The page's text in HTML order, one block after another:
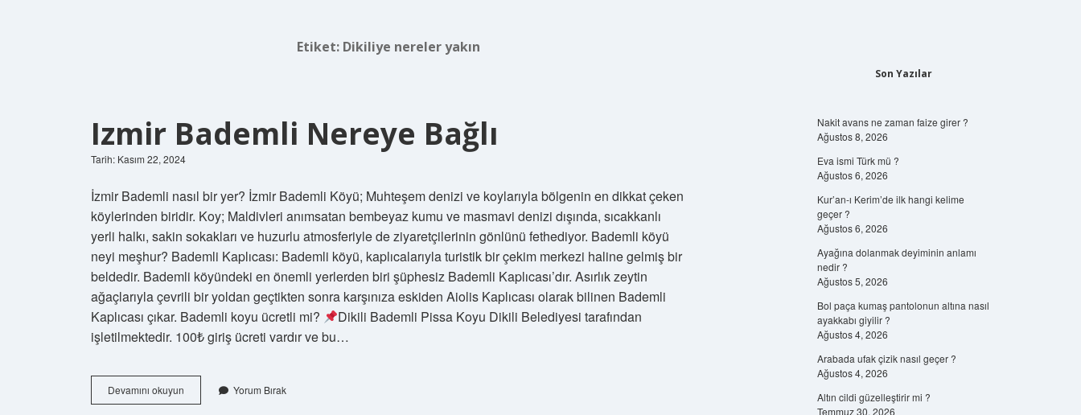
Etiket: Dikiliye nereler yakın
Izmir Bademli Nereye Bağlı
Tarih: Kasım 22, 2024
İzmir Bademli nasıl bir yer? İzmir Bademli Köyü; Muhteşem denizi ve koylarıyla bölgenin en dikkat çeken
köylerinden biridir. Koy; Maldivleri anımsatan bembeyaz kumu ve masmavi denizi dışında, sıcakkanlı
yerli halkı, sakin sokakları ve huzurlu atmosferiyle de ziyaretçilerinin gönlünü fethediyor. Bademli köyü
neyi meşhur? Bademli Kaplıcası: Bademli köyü, kaplıcalarıyla turistik bir çekim merkezi haline gelmiş bir
beldedir. Bademli köyündeki en önemli yerlerden biri şüphesiz Bademli Kaplıcası’dır. Asırlık zeytin
ağaçlarıyla çevrili bir yoldan geçtikten sonra karşınıza eskiden Aiolis Kaplıcası olarak bilinen Bademli
Kaplıcası çıkar. Bademli koyu ücretli mi?
Dikili Bademli Pissa Koyu Dikili Belediyesi tarafından
işletilmektedir. 100₺ giriş ücreti vardır ve bu…
Devamını okuyun
Bademli
Yorum Bırak
Son Yazılar
Nakit avans ne zaman faize girer ?
Ağustos 8, 2026
Eva ismi Türk mü ?
Ağustos 6, 2026
Kur’an-ı Kerim’de ilk hangi kelime
geçer ?
Ağustos 6, 2026
Ayağına dolanmak deyiminin anlamı
nedir ?
Ağustos 5, 2026
Bol paça kumaş pantolonun altına nasıl
ayakkabı giyilir ?
Ağustos 4, 2026
Arabada ufak çizik nasıl geçer ?
Ağustos 4, 2026
Altın cildi güzelleştirir mi ?
Temmuz 30, 2026